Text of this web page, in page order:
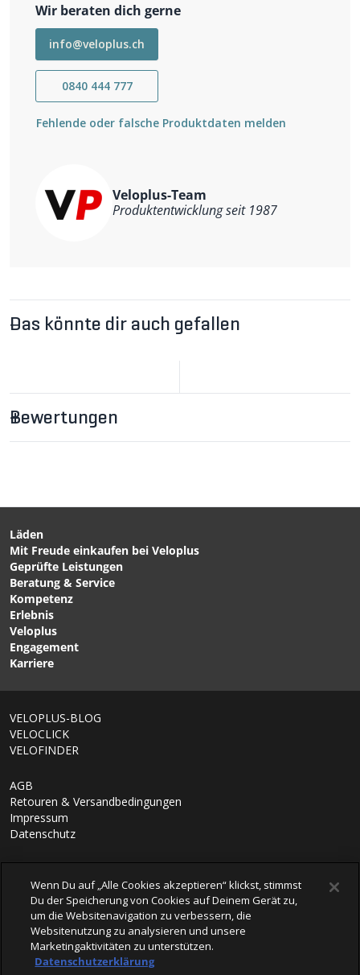
Wir beraten dich gerne
info@veloplus.ch
0840 444 777
Fehlende oder falsche Produktdaten melden
Veloplus-Team
Produktentwicklung seit 1987
Das könnte dir auch gefallen
auf Anfrage
Deichsel SINGLETRAILER
(-29Zoll) / schwarz von
TOUT TERRAIN
CHF 29.90
Bewertungen
Läden
Mit Freude einkaufen bei Veloplus
Geprüfte Leistungen
Beratung & Service
Kompetenz
Erlebnis
Veloplus
Engagement
Karriere
VELOPLUS-BLOG
VELOCLICK
VELOFINDER
AGB
Retouren & Versandbedingungen
Impressum
Datenschutz
Wenn Du auf „Alle Cookies akzeptieren“ klickst, stimmst
Du der Speicherung von Cookies auf Deinem Gerät zu,
um die Websitenavigation zu verbessern, die
Websitenutzung zu analysieren und unsere
Marketingaktivitäten zu unterstützen.
Datenschutzerklärung